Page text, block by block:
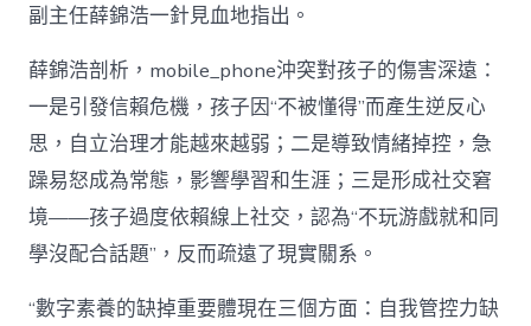
副主任薛錦浩一針見血地指出。
薛錦浩剖析，mobile_phone沖突對孩子的傷害深遠：
一是引發信賴危機，孩子因“不被懂得”而產生逆反心
思，自立治理才能越來越弱；二是導致情緒掉控，急
躁易怒成為常態，影響學習和生涯；三是形成社交窘
境——孩子過度依賴線上社交，認為“不玩游戲就和同
學沒配合話題”，反而疏遠了現實關系。
“數字素養的缺掉重要體現在三個方面：自我管控力缺